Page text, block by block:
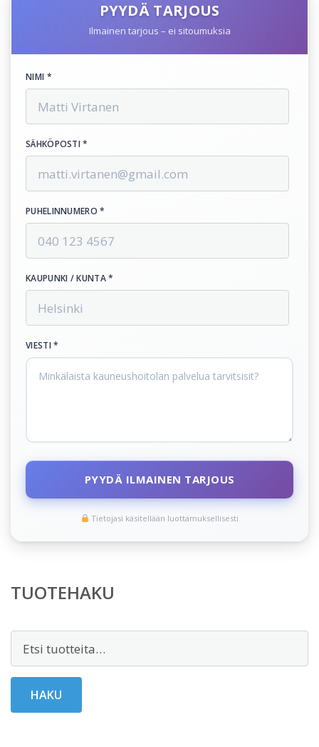
PYYDÄ TARJOUS
Ilmainen tarjous – ei sitoumuksia
NIMI *
SÄHKÖPOSTI *
PUHELINNUMERO *
KAUPUNKI / KUNTA *
VIESTI *
PYYDÄ ILMAINEN TARJOUS
Tietojasi käsitellään luottamuksellisesti
TUOTEHAKU
HAKU